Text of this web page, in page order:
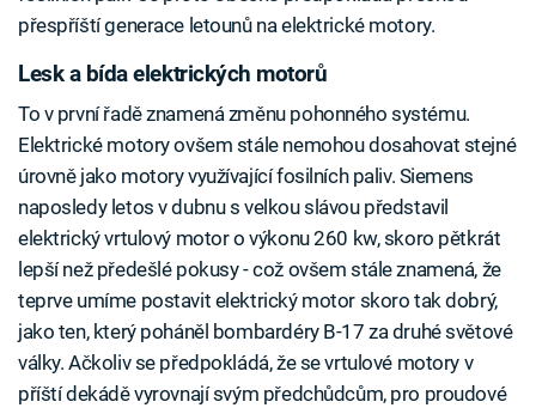
přespříští generace letounů na elektrické motory.
Lesk a bída elektrických motorů
To v první řadě znamená změnu pohonného systému.
Elektrické motory ovšem stále nemohou dosahovat stejné
úrovně jako motory využívající fosilních paliv. Siemens
naposledy letos v dubnu s velkou slávou představil
elektrický vrtulový motor o výkonu 260 kw, skoro pětkrát
lepší než předešlé pokusy - což ovšem stále znamená, že
teprve umíme postavit elektrický motor skoro tak dobrý,
jako ten, který poháněl bombardéry B-17 za druhé světové
války. Ačkoliv se předpokládá, že se vrtulové motory v
příští dekádě vyrovnají svým předchůdcům, pro proudové